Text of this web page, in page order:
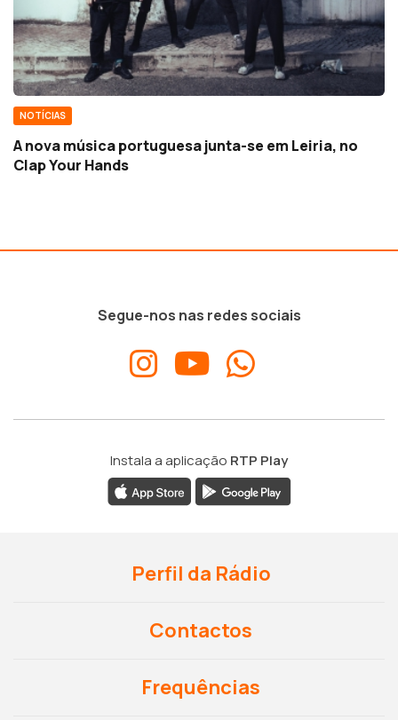
NOTÍCIAS
A nova música portuguesa junta-se em Leiria, no
Clap Your Hands
Segue-nos nas redes sociais
Instala a aplicação RTP Play
Perfil da Rádio
Contactos
Frequências